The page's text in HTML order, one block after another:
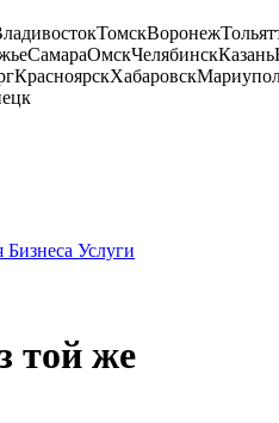
ТомскВоронеж
СамараОмскЧелябинскКазань
КрасноярскХабаровск
Бизнеса Услуги
той же